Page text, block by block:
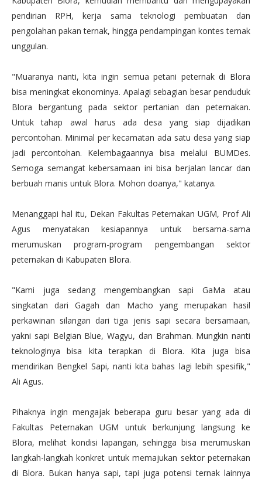
pendirian RPH, kerja sama teknologi pembuatan dan
pengolahan pakan ternak, hingga pendampingan kontes ternak
unggulan.
"Muaranya nanti, kita ingin semua petani peternak di Blora
bisa meningkat ekonominya. Apalagi sebagian besar penduduk
Blora bergantung pada sektor pertanian dan peternakan.
Untuk tahap awal harus ada desa yang siap dijadikan
percontohan. Minimal per kecamatan ada satu desa yang siap
jadi percontohan. Kelembagaannya bisa melalui BUMDes.
Semoga semangat kebersamaan ini bisa berjalan lancar dan
berbuah manis untuk Blora. Mohon doanya," katanya.
Menanggapi hal itu, Dekan Fakultas Peternakan UGM, Prof Ali
Agus menyatakan kesiapannya untuk bersama-sama
merumuskan program-program pengembangan sektor
peternakan di Kabupaten Blora.
"Kami juga sedang mengembangkan sapi GaMa atau
singkatan dari Gagah dan Macho yang merupakan hasil
perkawinan silangan dari tiga jenis sapi secara bersamaan,
yakni sapi Belgian Blue, Wagyu, dan Brahman. Mungkin nanti
teknologinya bisa kita terapkan di Blora. Kita juga bisa
mendirikan Bengkel Sapi, nanti kita bahas lagi lebih spesifik,"
Ali Agus.
Pihaknya ingin mengajak beberapa guru besar yang ada di
Fakultas Peternakan UGM untuk berkunjung langsung ke
Blora, melihat kondisi lapangan, sehingga bisa merumuskan
langkah-langkah konkret untuk memajukan sektor peternakan
di Blora. Bukan hanya sapi, tapi juga potensi ternak lainnya